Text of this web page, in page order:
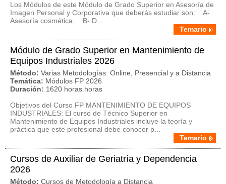
Los Módulos de este Módulo de Grado Superior en Asesoría de
Imagen Personal y Corporativa que deberás estudiar son: A-
Asesoría cosmética. B- D...
Temario
Módulo de Grado Superior en Mantenimiento de
Equipos Industriales 2026
Método: Varias Metodologías: Online, Presencial y a Distancia
Temática: Módulos FP 2026
Duración: 1620 horas horas
Objetivos del Curso FP MANTENIMIENTO DE EQUIPOS
INDUSTRIALES: El curso de Técnico Superior en
Mantenimiento de Equipos Industriales incluye la teoría y
práctica que este profesional debe conocer p...
Temario
Cursos de Auxiliar de Geriatría y Dependencia
2026
Método: Cursos de Metodología a Distancia